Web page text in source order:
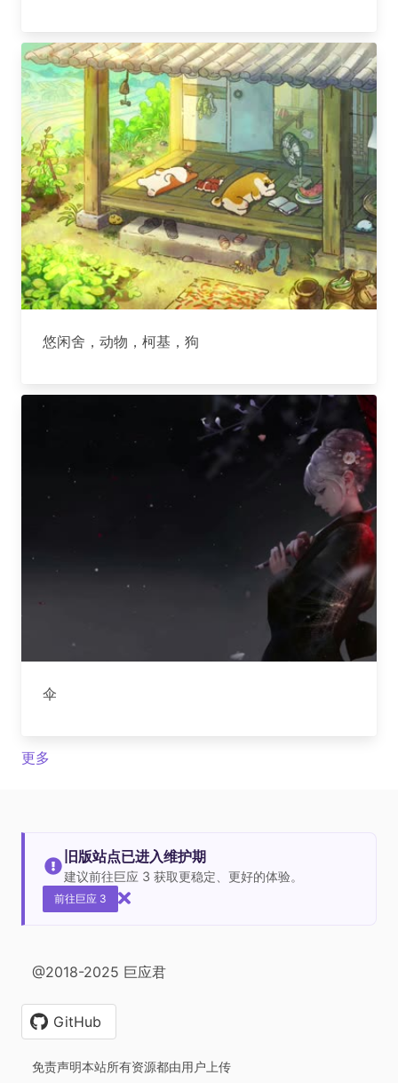
悠闲舍，动物，柯基，狗
伞
更多
旧版站点已进入维护期
建议前往巨应 3 获取更稳定、更好的体验。
前往巨应 3
@2018-2025 巨应君
GitHub
免责声明本站所有资源都由用户上传